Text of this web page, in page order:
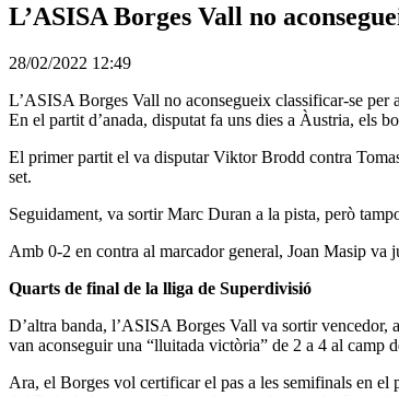
L’ASISA Borges Vall no
28/02/2022 12:49
L’ASISA Borges Vall no aconsegueix classificar-se per
En el partit d’anada, disputat fa uns dies a Àustria, els
El primer partit el va disputar Viktor Brodd contra
set.
Seguidament, va sortir Marc Duran a la pista, però
Amb 0-2 en contra al marcador general, Joan Masip va
Quarts de final de la lliga de Superdivisió
D’altra banda, l’ASISA Borges Vall va sortir vencedor,
van aconseguir una “lluitada victòria” de 2 a 4 al camp
Ara, el Borges vol certificar el pas a les semifinals en el